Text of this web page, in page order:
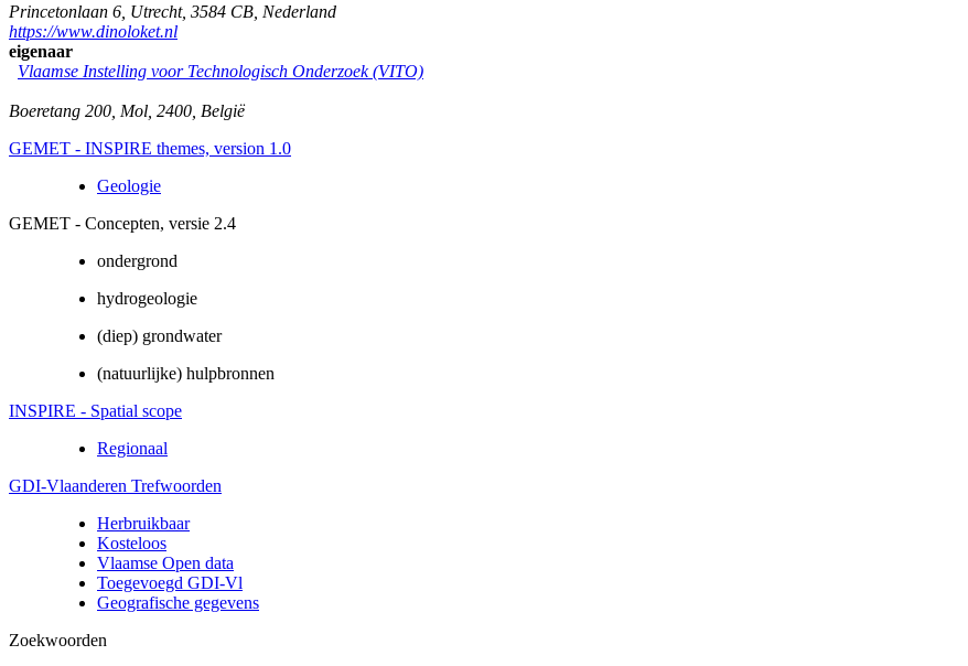
Princetonlaan 6 Utrecht, 3584 CB Nederland
https://www.dinoloket.nl
eigenaar
Vlaamse Instelling voor Technologisch Onderzoek (VITO)
Boeretang 200 Mol 2400 België
GEMET - INSPIRE themes, version 1.0
Geologie
GEMET - Concepten, versie 2.4
ondergrond
hydrogeologie
(diep) grondwater
(natuurlijke) hulpbronnen
INSPIRE - Spatial scope
Regionaal
GDI-Vlaanderen Trefwoorden
Herbruikbaar
Kosteloos
Vlaamse Open data
Toegevoegd GDI-Vl
Geografische gegevens
Zoekwoorden